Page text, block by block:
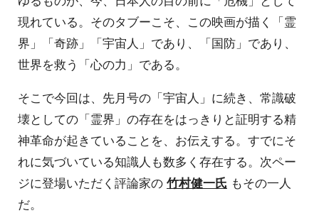
現れている。そのタブーこそ、この映画が描く「霊
界」「奇跡」「宇宙人」であり、「国防」であり、
世界を救う「心の力」である。
そこで今回は、先月号の「宇宙人」に続き、常識破
壊としての「霊界」の存在をはっきりと証明する精
神革命が起きていることを、お伝えする。すでにそ
れに気づいている知識人も数多く存在する。次ペー
ジに登場いただく評論家の 竹村健一氏 もその一人
だ。